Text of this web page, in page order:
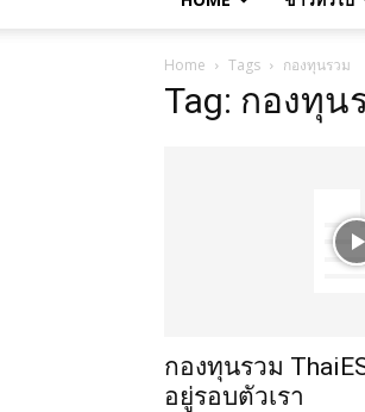
Home Tags กองทุนรวม
Tag: กองทุน
กองทุนรวม
อยู่รอบตัวเรา